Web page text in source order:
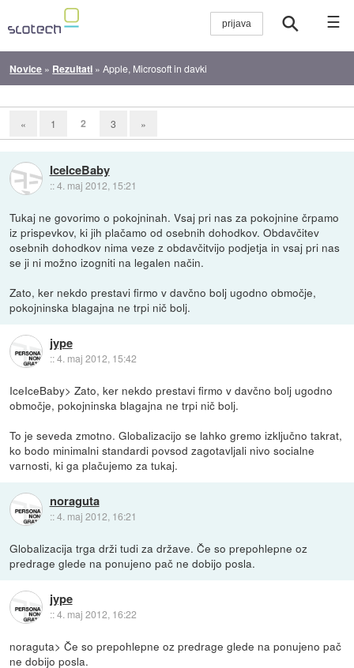
☰
Novice » Rezultati »Apple, Microsoft in davki
« 1 2 3 »
IceIceBaby
::4. maj 2012, 15:21
Tukaj ne govorimo o pokojninah. Vsaj pri nas za pokojnine črpamo
iz prispevkov, ki jih plačamo od osebnih dohodkov. Obdavčitev
osebnih dohodkov nima veze z obdavčitvijo podjetja in vsaj pri nas
se ji ni možno izogniti na legalen način.
Zato, ker nekdo prestavi firmo v davčno bolj ugodno območje,
pokojninska blagajna ne trpi nič bolj.
jype
::4. maj 2012, 15:42
IceIceBaby> Zato, ker nekdo prestavi firmo v davčno bolj ugodno
območje, pokojninska blagajna ne trpi nič bolj.
To je seveda zmotno. Globalizacijo se lahko gremo izključno takrat,
ko bodo minimalni standardi povsod zagotavljali nivo socialne
varnosti, ki ga plačujemo za tukaj.
noraguta
::4. maj 2012, 16:21
Globalizacija trga drži tudi za države. Če so prepohlepne oz
predrage glede na ponujeno pač ne dobijo posla.
jype
::4. maj 2012, 16:22
noraguta> Če so prepohlepne oz predrage glede na ponujeno pač
ne dobijo posla.